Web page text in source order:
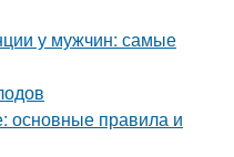
у мужчин: самые
основные правила и